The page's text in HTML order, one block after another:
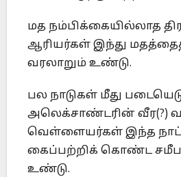
மத நம்பிக்கையில்லாத
ஆரியர்கள் இந்து
வரலாறும் உண்டு.
பல நாடுகள் மீது
அலெக்சாண்டரின் வீர(?)
வெள்ளையர்கள் இந்த
கைப்பற்றிக் கொண்ட
உண்டு.